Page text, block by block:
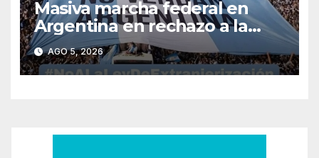
Masiva marcha federal en
Argentina en rechazo a la
reforma de la Ley de Tierras
impulsada por Milei: «La
soberanía no se negocia»
AGO 5, 2026